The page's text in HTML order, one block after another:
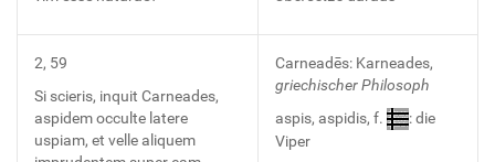
2, 59
Si scieris, inquit Carneades,
aspidem occulte latere
uspiam, et velle aliquem
Carneadēs: Karneades,
griechischer Philosoph
aspis, aspidis, f.
: die
Viper